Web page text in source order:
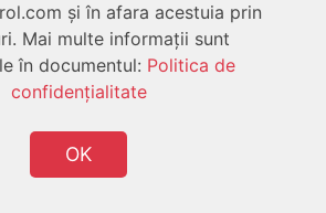
autor © 2026 Toate drepturile
rezervate TIS
și în afara acestuia prin
Mai multe informații sunt
în documentul: Politica de
confidenţialitate
OK